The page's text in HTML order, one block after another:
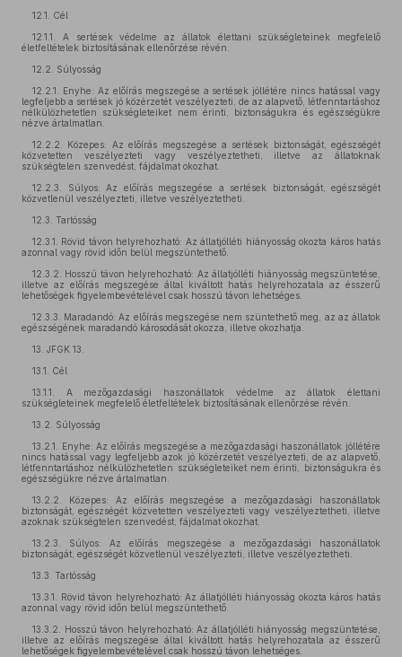
12.1. Cél
12.1.1. A sertések védelme az állatok élettani szükségleteinek megfelelő
életfeltételek biztosításának ellenőrzése révén.
12.2. Súlyosság
12.2.1. Enyhe: Az előírás megszegése a sertések jóllétére nincs hatással vagy
legfeljebb a sertések jó közérzetét veszélyezteti, de az alapvető, létfenntartáshoz
nélkülözhetetlen szükségleteiket nem érinti, biztonságukra és egészségükre
nézve ártalmatlan.
12.2.2. Közepes: Az előírás megszegése a sertések biztonságát, egészségét
közvetetten veszélyezteti vagy veszélyeztetheti, illetve az állatoknak
szükségtelen szenvedést, fájdalmat okozhat.
12.2.3. Súlyos: Az előírás megszegése a sertések biztonságát, egészségét
közvetlenül veszélyezteti, illetve veszélyeztetheti.
12.3. Tartósság
12.3.1. Rövid távon helyrehozható: Az állatjólléti hiányosság okozta káros hatás
azonnal vagy rövid időn belül megszüntethető.
12.3.2. Hosszú távon helyrehozható: Az állatjólléti hiányosság megszüntetése,
illetve az előírás megszegése által kiváltott hatás helyrehozatala az ésszerű
lehetőségek figyelembevételével csak hosszú távon lehetséges.
12.3.3. Maradandó: Az előírás megszegése nem szüntethető meg, az az állatok
egészségének maradandó károsodását okozza, illetve okozhatja.
13. JFGK 13.
13.1. Cél
13.1.1. A mezőgazdasági haszonállatok védelme az állatok élettani
szükségleteinek megfelelő életfeltételek biztosításának ellenőrzése révén.
13.2. Súlyosság
13.2.1. Enyhe: Az előírás megszegése a mezőgazdasági haszonállatok jóllétére
nincs hatással vagy legfeljebb azok jó közérzetét veszélyezteti, de az alapvető,
létfenntartáshoz nélkülözhetetlen szükségleteiket nem érinti, biztonságukra és
egészségükre nézve ártalmatlan.
13.2.2. Közepes: Az előírás megszegése a mezőgazdasági haszonállatok
biztonságát, egészségét közvetetten veszélyezteti vagy veszélyeztetheti, illetve
azoknak szükségtelen szenvedést, fájdalmat okozhat.
13.2.3. Súlyos: Az előírás megszegése a mezőgazdasági haszonállatok
biztonságát, egészségét közvetlenül veszélyezteti, illetve veszélyeztetheti.
13.3. Tartósság
13.3.1. Rövid távon helyrehozható: Az állatjólléti hiányosság okozta káros hatás
azonnal vagy rövid időn belül megszüntethető.
13.3.2. Hosszú távon helyrehozható: Az állatjólléti hiányosság megszüntetése,
illetve az előírás megszegése által kiváltott hatás helyrehozatala az ésszerű
lehetőségek figyelembevételével csak hosszú távon lehetséges.